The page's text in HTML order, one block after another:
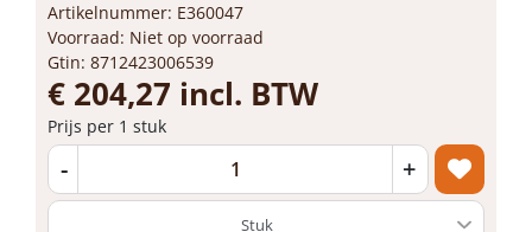
Artikelnummer: E360047
Voorraad: Niet op voorraad
Gtin: 8712423006539
€ 204,27 incl. BTW
Prijs per 1 stuk
- +